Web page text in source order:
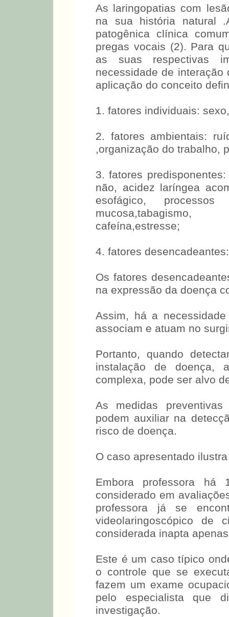
As laringopatias com
na sua história natural
patogênica clínica
pregas vocais (2). Para
as suas respectivas
necessidade de
aplicação do conceito
1. fatores individuais:
2. fatores ambientais:
,organização do trabalho,
3. fatores
não, acidez laríngea
esofágico,
mucosa,tabagismo,
cafeína,estresse;
4. fatores
Os fatores
na expressão da doença
Assim, há a
associam e atuam no
Portanto, quando
instalação de doença,
complexa, pode ser alvo
As medidas
podem auxiliar na
risco de doença.
O caso apresentado
Embora professora
considerado em
professora já se
videolaringoscópico de
considerada inapta
Este é um caso típico
o controle que se
fazem um exame
pelo especialista que
investigação.